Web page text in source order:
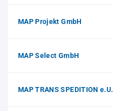
MAP Projekt GmbH
MAP Select GmbH
MAP TRANS SPEDITION e.U.